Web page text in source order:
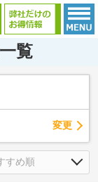
覧
変更